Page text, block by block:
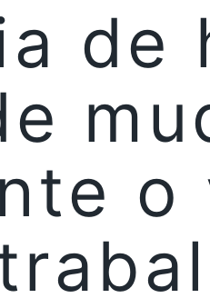
de
o